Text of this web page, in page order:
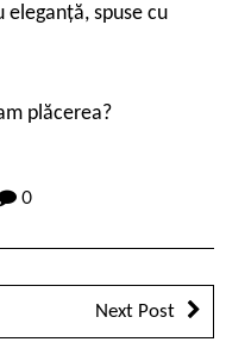
eleganță, spuse cu
plăcerea?
0
Next Post